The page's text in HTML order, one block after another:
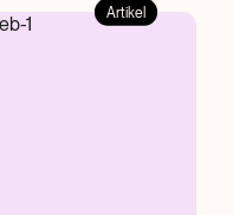
Artikel